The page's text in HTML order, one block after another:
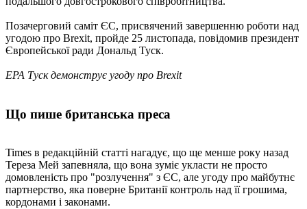
Позачерговий саміт ЄС, присвячений завершенню роботи над
угодою про Brexit, пройде 25 листопада, повідомив президент
Європейської ради Дональд Туск.
EPA Туск демонструє угоду про Brexit
Що пише британська преса
Times в редакційній статті нагадує, що ще менше року назад
Тереза ​​Мей запевняла, що вона зуміє укласти не просто
домовленість про "розлучення" з ЄС, але угоду про майбутнє
партнерство, яка поверне Британії контроль над її грошима,
кордонами і законами.